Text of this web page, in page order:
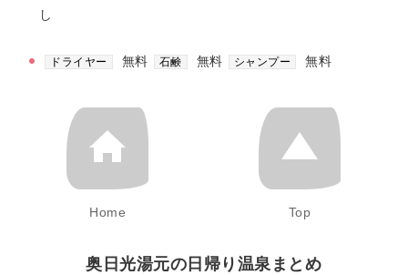
し
ドライヤー 無料 石鹸 無料 シャンプー 無料
Home Top
奥日光湯元の日帰り温泉まとめ